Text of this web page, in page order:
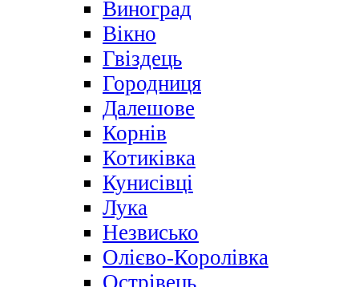
Виноград
Вікно
Гвіздець
Городниця
Далешове
Корнів
Котиківка
Кунисівці
Лука
Незвисько
Олієво-Королівка